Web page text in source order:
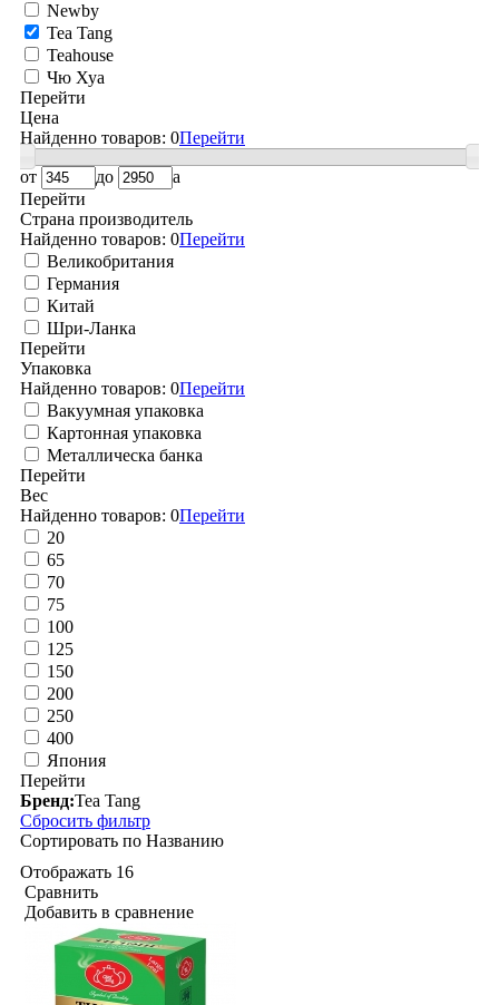
Newby
Tea Tang
Teahouse
Чю Хуа
Перейти
Цена
Найденно товаров: 0Перейти
от до
a
Перейти
Страна производитель
Найденно товаров: 0Перейти
Великобритания
Германия
Китай
Шри-Ланка
Перейти
Упаковка
Найденно товаров: 0Перейти
Вакуумная упаковка
Картонная упаковка
Металлическа банка
Перейти
Вес
Найденно товаров: 0Перейти
20
65
70
75
100
125
150
200
250
400
Япония
Перейти
Бренд:Tea Tang
Сбросить фильтр
Сортировать по Названию
Отображать 16
Сравнить
Добавить в сравнение